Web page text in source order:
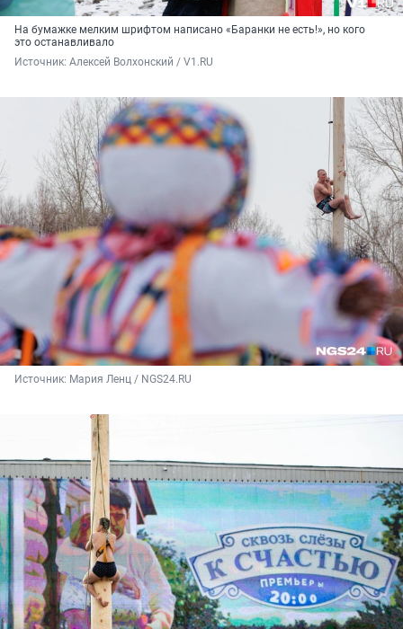
На бумажке мелким шрифтом написано «Баранки не есть!», но кого
это останавливало
Источник: Алексей Волхонский / V1.RU
Источник: Мария Ленц / NGS24.RU